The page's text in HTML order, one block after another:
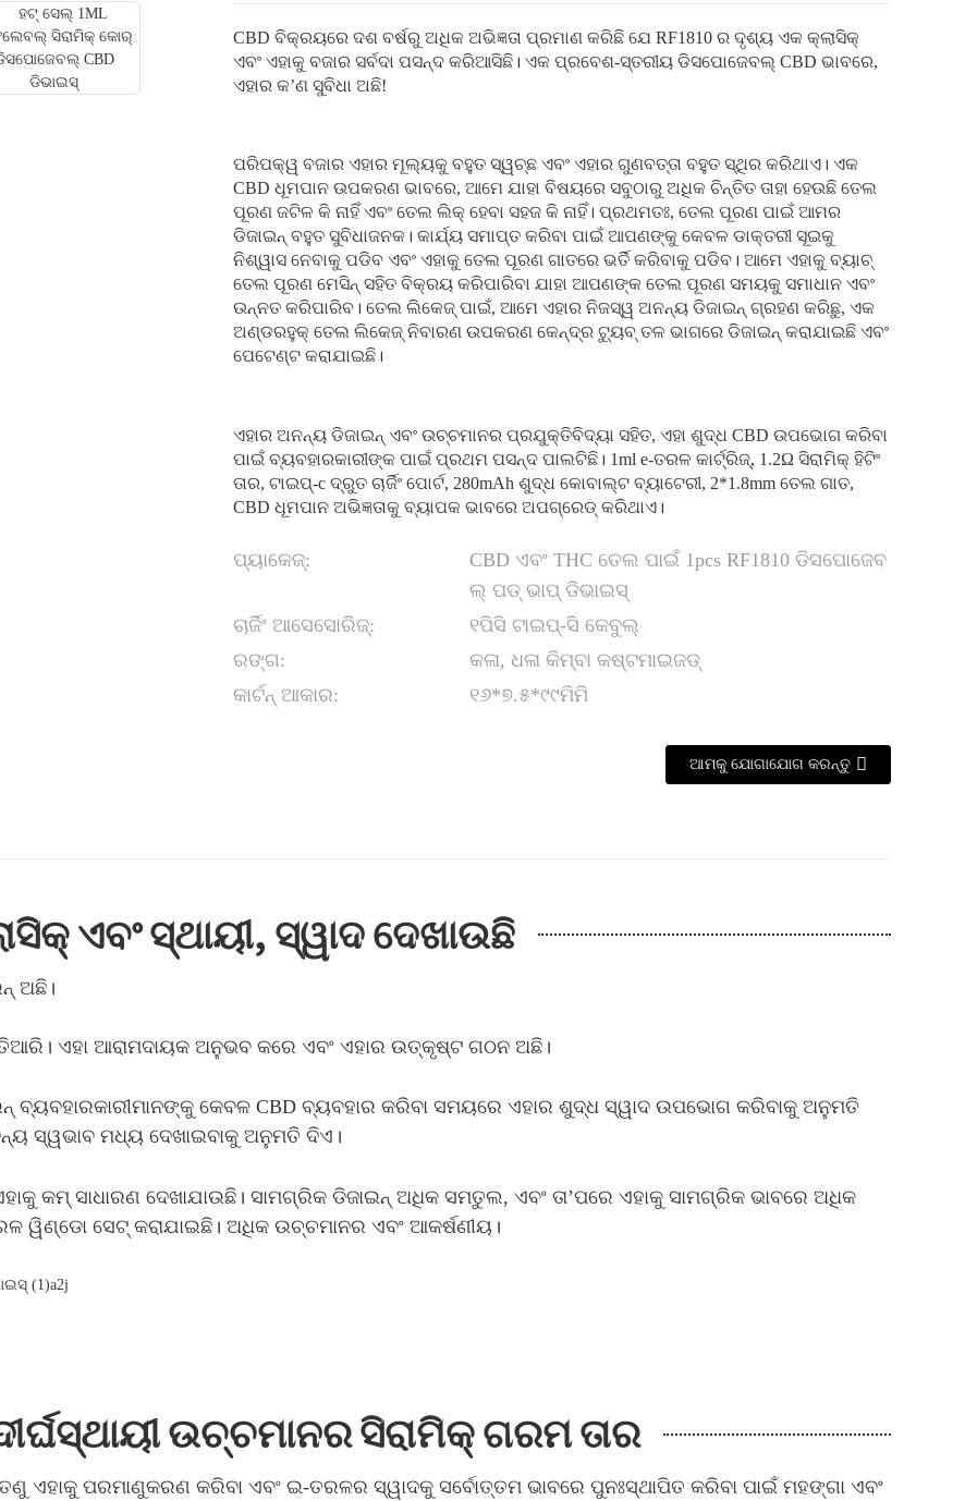
CBD ବିକ୍ରୟରେ ଦଶ ବର୍ଷରୁ ଅଧିକ ଅଭିଜ୍ଞତା ପ୍ରମାଣ କରିଛି ଯେ RF1810 ର ଦୃଶ୍ୟ ଏକ କ୍ଲାସିକ୍
ଏବଂ ଏହାକୁ ବଜାର ସର୍ବଦା ପସନ୍ଦ କରିଆସିଛି। ଏକ ପ୍ରବେଶ-ସ୍ତରୀୟ ଡିସପୋଜେବଲ୍ CBD ଭାବରେ,
ଏହାର କ’ଣ ସୁବିଧା ଅଛି!
ପରିପକ୍ୱ ବଜାର ଏହାର ମୂଲ୍ୟକୁ ବହୁତ ସ୍ୱଚ୍ଛ ଏବଂ ଏହାର ଗୁଣବତ୍ତା ବହୁତ ସ୍ଥିର କରିଥାଏ। ଏକ
CBD ଧୂମପାନ ଉପକରଣ ଭାବରେ, ଆମେ ଯାହା ବିଷୟରେ ସବୁଠାରୁ ଅଧିକ ଚିନ୍ତିତ ତାହା ହେଉଛି ତେଲ
ପୂରଣ ଜଟିଳ କି ନାହିଁ ଏବଂ ତେଲ ଲିକ୍ ହେବା ସହଜ କି ନାହିଁ। ପ୍ରଥମତଃ, ତେଲ ପୂରଣ ପାଇଁ ଆମର
ଡିଜାଇନ୍ ବହୁତ ସୁବିଧାଜନକ। କାର୍ଯ୍ୟ ସମାପ୍ତ କରିବା ପାଇଁ ଆପଣଙ୍କୁ କେବଳ ଡାକ୍ତରୀ ସୂଇକୁ
ନିଶ୍ୱାସ ନେବାକୁ ପଡିବ ଏବଂ ଏହାକୁ ତେଲ ପୂରଣ ଗାତରେ ଭର୍ତି କରିବାକୁ ପଡିବ। ଆମେ ଏହାକୁ ବ୍ୟାଚ୍
ତେଲ ପୂରଣ ମେସିନ୍ ସହିତ ବିକ୍ରୟ କରିପାରିବା ଯାହା ଆପଣଙ୍କ ତେଲ ପୂରଣ ସମୟକୁ ସମାଧାନ ଏବଂ
ଉନ୍ନତ କରିପାରିବ। ତେଲ ଲିକେଜ୍ ପାଇଁ, ଆମେ ଏହାର ନିଜସ୍ୱ ଅନନ୍ୟ ଡିଜାଇନ୍ ଗ୍ରହଣ କରିଛୁ, ଏକ
ଅଣ୍ଡରହୁକ୍ ତେଲ ଲିକେଜ୍ ନିବାରଣ ଉପକରଣ କେନ୍ଦ୍ର ଟ୍ୟୁବ୍ ତଳ ଭାଗରେ ଡିଜାଇନ୍ କରାଯାଇଛି ଏବଂ
ପେଟେଣ୍ଟ କରାଯାଇଛି।
ଏହାର ଅନନ୍ୟ ଡିଜାଇନ୍ ଏବଂ ଉଚ୍ଚମାନର ପ୍ରଯୁକ୍ତିବିଦ୍ୟା ସହିତ, ଏହା ଶୁଦ୍ଧ CBD ଉପଭୋଗ କରିବା
ପାଇଁ ବ୍ୟବହାରକାରୀଙ୍କ ପାଇଁ ପ୍ରଥମ ପସନ୍ଦ ପାଲଟିଛି। 1ml e-ତରଳ କାର୍ଟ୍ରିଜ୍, 1.2Ω ସିରାମିକ୍ ହିଟିଂ
ତାର, ଟାଇପ୍-c ଦ୍ରୁତ ଚାର୍ଜିଂ ପୋର୍ଟ, 280mAh ଶୁଦ୍ଧ କୋବାଲ୍ଟ ବ୍ୟାଟେରୀ, 2*1.8mm ତେଲ ଗାତ,
CBD ଧୂମପାନ ଅଭିଜ୍ଞତାକୁ ବ୍ୟାପକ ଭାବରେ ଅପଗ୍ରେଡ୍ କରିଥାଏ।
ପ୍ୟାକେଜ୍:
CBD ଏବଂ THC ତେଲ ପାଇଁ 1pcs RF1810 ଡିସପୋଜେବ
ଲ୍ ପଡ୍ ଭାପ୍ ଡିଭାଇସ୍
ଚାର୍ଜିଂ ଆସେସୋରିଜ୍:
୧ପିସି ଟାଇପ୍-ସି କେବୁଲ୍
ରଙ୍ଗ:
କଳା, ଧଳା କିମ୍ବା କଷ୍ଟମାଇଜଡ୍
କାର୍ଟନ୍ ଆକାର:
୧୬*୭.୫*୯୯ମିମି
ଆମକୁ ଯୋଗାଯୋଗ କରନ୍ତୁ
ଏବଂ ସ୍ଥାୟୀ, ସ୍ୱାଦ ଦେଖାଉଛି
ଅଛି।
ଏହା ଆରାମଦାୟକ ଅନୁଭବ କରେ ଏବଂ ଏହାର ଉତ୍କୃଷ୍ଟ ଗଠନ ଅଛି।
ବ୍ୟବହାରକାରୀମାନଙ୍କୁ କେବଳ CBD ବ୍ୟବହାର କରିବା ସମୟରେ ଏହାର ଶୁଦ୍ଧ ସ୍ୱାଦ ଉପଭୋଗ କରିବାକୁ ଅନୁମତି
ସ୍ୱଭାବ ମଧ୍ୟ ଦେଖାଇବାକୁ ଅନୁମତି ଦିଏ।
କମ୍ ସାଧାରଣ ଦେଖାଯାଉଛି। ସାମଗ୍ରିକ ଡିଜାଇନ୍ ଅଧିକ ସମତୁଲ, ଏବଂ ତା’ପରେ ଏହାକୁ ସାମଗ୍ରିକ ଭାବରେ ଅଧିକ
ୱିଣ୍ଡୋ ସେଟ୍ କରାଯାଇଛି। ଅଧିକ ଉଚ୍ଚମାନର ଏବଂ ଆକର୍ଷଣୀୟ।
ଉଚ୍ଚମାନର ସିରାମିକ୍ ଗରମ ତାର
ପରମାଣୁକରଣ କରିବା ଏବଂ ଇ-ତରଳର ସ୍ୱାଦକୁ ସର୍ବୋତ୍ତମ ଭାବରେ ପୁନଃସ୍ଥାପିତ କରିବା ପାଇଁ ମହଙ୍ଗା ଏବଂ